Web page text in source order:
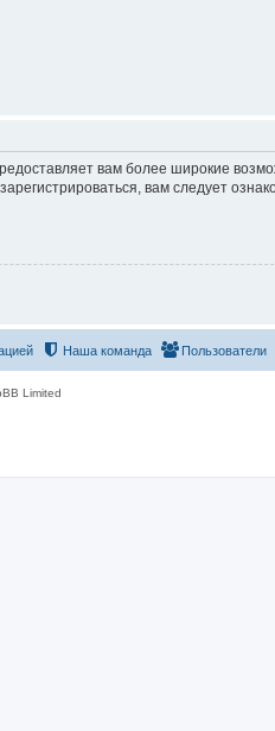
вам более широкие
вам следует
Пользователи
Наша команда
Limited